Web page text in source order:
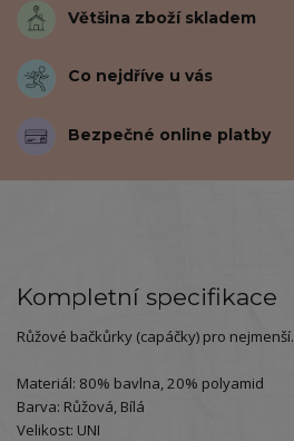
Většina zboží skladem
Co nejdříve u vás
Bezpečné online platby
Kompletní specifikace
Růžové bačkůrky (capáčky) pro nejmenší.
Materiál: 80% bavlna, 20% polyamid
Barva: Růžová, Bílá
Velikost: UNI